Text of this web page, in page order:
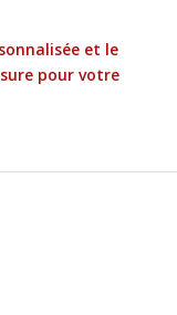
et le
pour votre